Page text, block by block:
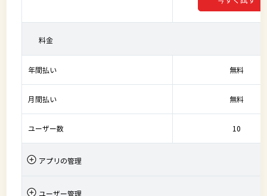
料金
年間払い 無料
月間払い 無料
ユーザー数 10
アプリの管理
ユーザー管理